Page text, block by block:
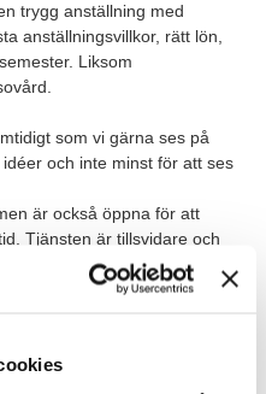
trygg anställning med
anställningsvillkor, rätt lön,
Liksom
som vi gärna ses på
och inte minst för att ses
är också öppna för att
Tjänsten är tillsvidare och
6 månader.